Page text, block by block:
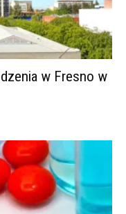
w Fresno w